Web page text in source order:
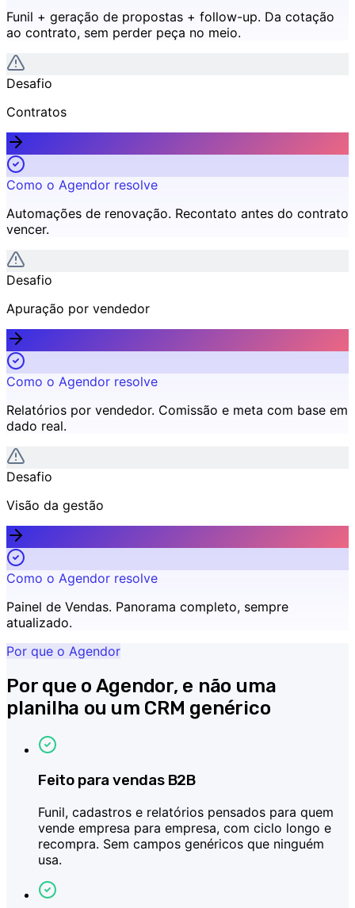
Funil + geração de propostas + follow-up. Da cotação
ao contrato, sem perder peça no meio.
Desafio
Contratos
Como o Agendor resolve
Automações de renovação. Recontato antes do contrato
vencer.
Desafio
Apuração por vendedor
Como o Agendor resolve
Relatórios por vendedor. Comissão e meta com base em
dado real.
Desafio
Visão da gestão
Como o Agendor resolve
Painel de Vendas. Panorama completo, sempre
atualizado.
Por que o Agendor
Por que o Agendor, e não uma
planilha ou um CRM genérico
Feito para vendas B2B
Funil, cadastros e relatórios pensados para quem
vende empresa para empresa, com ciclo longo e
recompra. Sem campos genéricos que ninguém
usa.